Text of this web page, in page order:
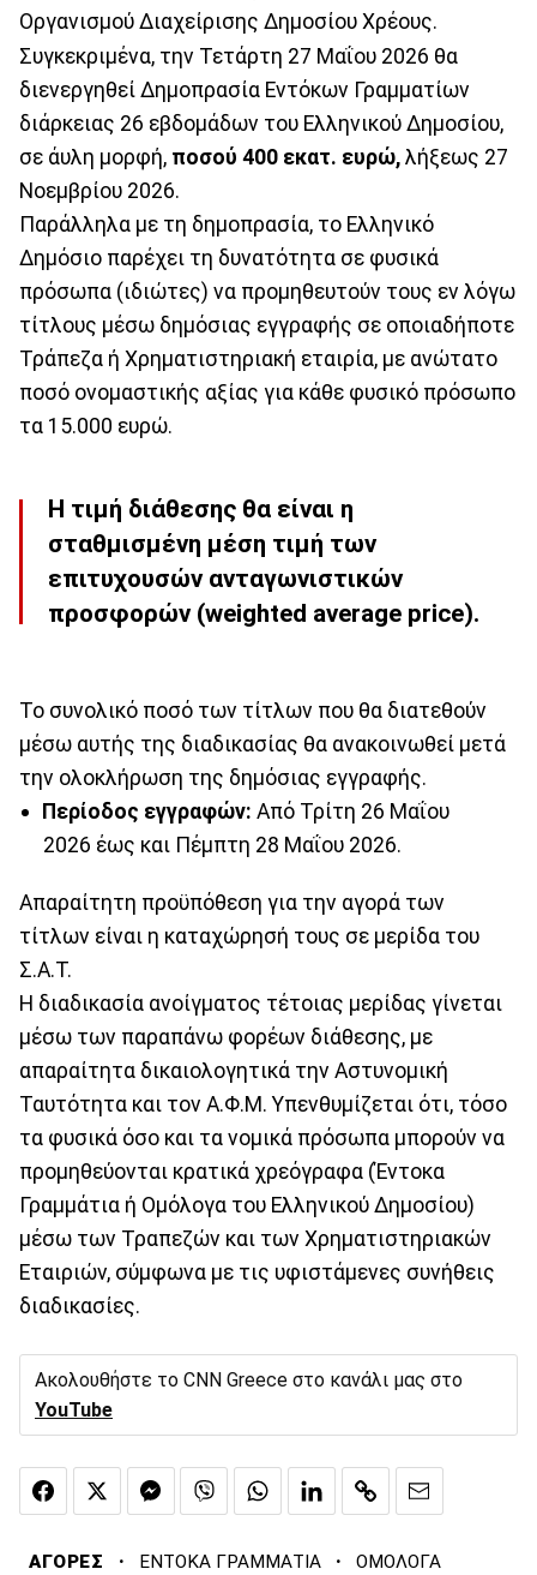
Οργανισμού Διαχείρισης Δημοσίου Χρέους.
Συγκεκριμένα, την Τετάρτη 27 Μαΐου 2026 θα
διενεργηθεί Δημοπρασία Εντόκων Γραμματίων
διάρκειας 26 εβδομάδων του Ελληνικού Δημοσίου,
σε άυλη μορφή, ποσού 400 εκατ. ευρώ, λήξεως 27
Νοεμβρίου 2026.
Παράλληλα με τη δημοπρασία, το Ελληνικό
Δημόσιο παρέχει τη δυνατότητα σε φυσικά
πρόσωπα (ιδιώτες) να προμηθευτούν τους εν λόγω
τίτλους μέσω δημόσιας εγγραφής σε οποιαδήποτε
Τράπεζα ή Χρηματιστηριακή εταιρία, με ανώτατο
ποσό ονομαστικής αξίας για κάθε φυσικό πρόσωπο
τα 15.000 ευρώ.
Η τιμή διάθεσης θα είναι η
σταθμισμένη μέση τιμή των
επιτυχουσών ανταγωνιστικών
προσφορών (weighted average price).
Το συνολικό ποσό των τίτλων που θα διατεθούν
μέσω αυτής της διαδικασίας θα ανακοινωθεί μετά
την ολοκλήρωση της δημόσιας εγγραφής.
Περίοδος εγγραφών: Από Τρίτη 26 Μαΐου
2026 έως και Πέμπτη 28 Μαΐου 2026.
Απαραίτητη προϋπόθεση για την αγορά των
τίτλων είναι η καταχώρησή τους σε μερίδα του
Σ.Α.Τ.
Η διαδικασία ανοίγματος τέτοιας μερίδας γίνεται
μέσω των παραπάνω φορέων διάθεσης, με
απαραίτητα δικαιολογητικά την Αστυνομική
Ταυτότητα και τον Α.Φ.Μ. Υπενθυμίζεται ότι, τόσο
τα φυσικά όσο και τα νομικά πρόσωπα μπορούν να
προμηθεύονται κρατικά χρεόγραφα (Έντοκα
Γραμμάτια ή Ομόλογα του Ελληνικού Δημοσίου)
μέσω των Τραπεζών και των Χρηματιστηριακών
Εταιριών, σύμφωνα με τις υφιστάμενες συνήθεις
διαδικασίες.
Ακολουθήστε το CNN Greece στο κανάλι μας στο
YouTube
ΑΓΟΡΕΣ · ΕΝΤΟΚΑ ΓΡΑΜΜΑΤΙΑ · ΟΜΟΛΟΓΑ